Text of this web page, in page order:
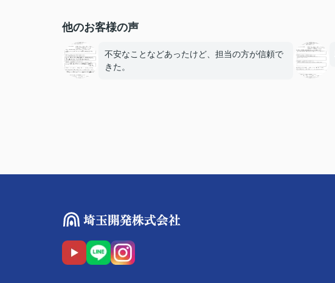
他のお客様の声
不安なことなどあったけど、担当の方が信頼で
きた。